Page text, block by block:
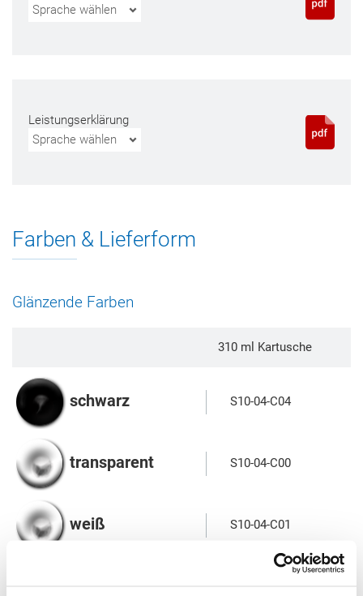
Sprache wählen
Leistungserklärung
Sprache wählen
Farben & Lieferform
Glänzende Farben
310 ml Kartusche
schwarz S10-04-C04
transparent S10-04-C00
weiß S10-04-C01